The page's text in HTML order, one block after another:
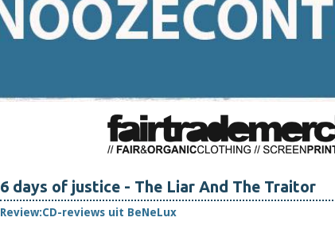
6 days of justice - The Liar And The Traitor
Review:CD-reviews uit BeNeLux